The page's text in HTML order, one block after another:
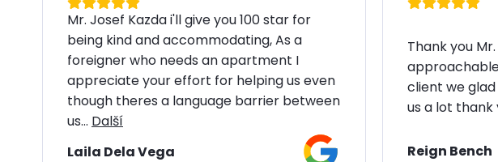
Mr. Josef Kazda i'll give you 100 star for
being kind and accommodating, As a
foreigner who needs an apartment I
appreciate your effort for helping us even
though theres a language barrier between
us... Další
Laila Dela Vega
Thank you
client we
us a lot thank
Reign Bench